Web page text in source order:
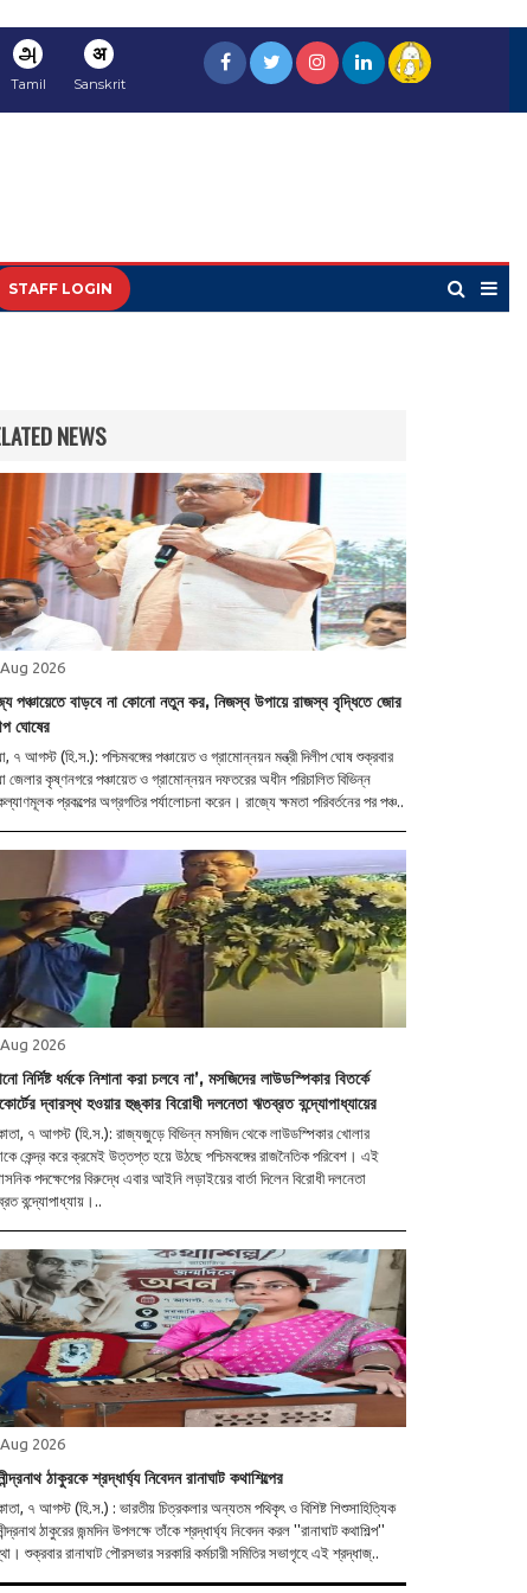
அ
Tamil
अ
Sanskrit
STAFF LOGIN
NEWS
2026
পঞ্চায়েতে বাড়বে না কোনো নতুন কর, নিজস্ব উপায়ে রাজস্ব বৃদ্ধিতে জোর
ঘোষের
৭ আগস্ট (হি.স.): পশ্চিমবঙ্গের পঞ্চায়েত ও গ্রামোন্নয়ন মন্ত্রী দিলীপ ঘোষ শুক্রবার
জেলার কৃষ্ণনগরে পঞ্চায়েত ও গ্রামোন্নয়ন দফতরের অধীন পরিচালিত বিভিন্ন
প্রকল্পের অগ্রগতির পর্যালোচনা করেন। রাজ্যে ক্ষমতা পরিবর্তনের পর পঞ্চ..
2026
নির্দিষ্ট ধর্মকে নিশানা করা চলবে না’, মসজিদের লাউডস্পিকার বিতর্কে
দ্বারস্থ হওয়ার হুঙ্কার বিরোধী দলনেতা ঋতব্রত বন্দ্যোপাধ্যায়ের
৭ আগস্ট (হি.স.): রাজ্যজুড়ে বিভিন্ন মসজিদ থেকে লাউডস্পিকার খোলার
কেন্দ্র করে ক্রমেই উত্তপ্ত হয়ে উঠছে পশ্চিমবঙ্গের রাজনৈতিক পরিবেশ। এই
পদক্ষেপের বিরুদ্ধে এবার আইনি লড়াইয়ের বার্তা দিলেন বিরোধী দলনেতা
বন্দ্যোপাধ্যায়।..
2026
ঠাকুরকে শ্রদ্ধার্ঘ্য নিবেদন রানাঘাট কথাশিল্পের
৭ আগস্ট (হি.স.) : ভারতীয় চিত্রকলার অন্যতম পথিকৃৎ ও বিশিষ্ট শিশুসাহিত্যিক
ঠাকুরের জন্মদিন উপলক্ষে তাঁকে শ্রদ্ধার্ঘ্য নিবেদন করল ''রানাঘাট কথাশিল্প''
শুক্রবার রানাঘাট পৌরসভার সরকারি কর্মচারী সমিতির সভাগৃহে এই শ্রদ্ধাজ্..